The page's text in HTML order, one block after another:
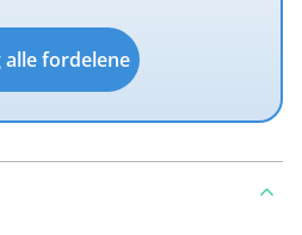
alle fordelene